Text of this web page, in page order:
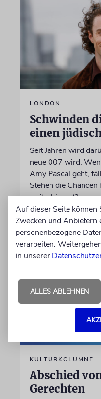
LONDON
Schwinden
einen
Seit Jahren wird
neue 007 wird.
Amy Pascal geht,
Stehen die
weiterhin gut?
06.08.2026
KULTURKOLUMNE
Abschied
Gerechten
Auf dieser Seite können
Zwecken und Anbietern
personenbezogene
verarbeiten.
in unserer
ALLES ABLEHNEN